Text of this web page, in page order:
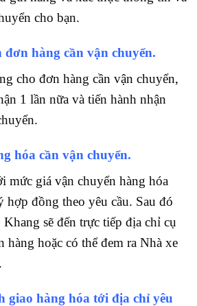
cho bạn.
hàng cần vận chuyển.
cho đơn hàng cần vận chuyển,
1 lần nữa và tiến hành nhận
hóa cần vận chuyển.
mức giá vận chuyển hàng hóa
hợp đồng theo yêu cầu. Sau đó
sẽ đến trực tiếp địa chỉ cụ
hàng hoặc có thể đem ra Nhà xe
giao hàng hóa tới địa chỉ yêu